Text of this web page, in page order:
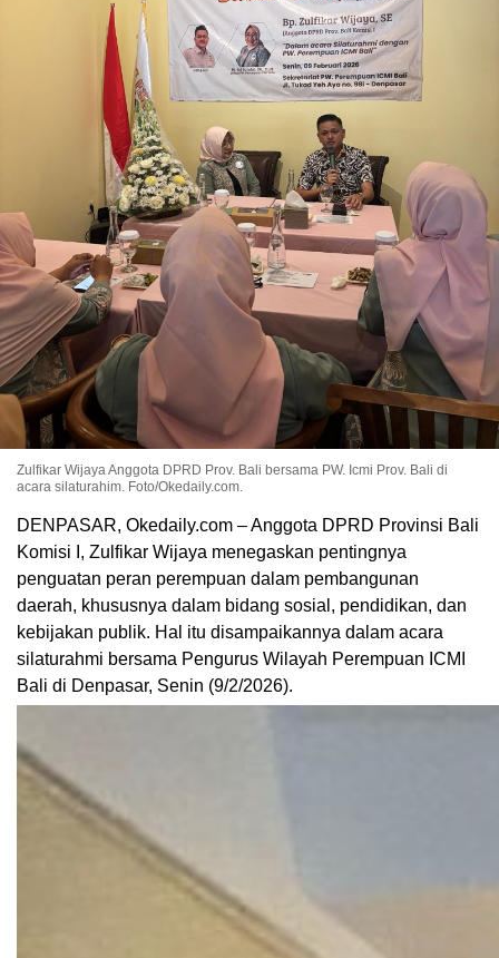
Zulfikar Wijaya Anggota DPRD Prov. Bali bersama PW. Icmi Prov. Bali di
acara silaturahim. Foto/Okedaily.com.
DENPASAR, Okedaily.com – Anggota DPRD Provinsi Bali
Komisi I, Zulfikar Wijaya menegaskan pentingnya
penguatan peran perempuan dalam pembangunan
daerah, khususnya dalam bidang sosial, pendidikan, dan
kebijakan publik. Hal itu disampaikannya dalam acara
silaturahmi bersama Pengurus Wilayah Perempuan ICMI
Bali di Denpasar, Senin (9/2/2026).